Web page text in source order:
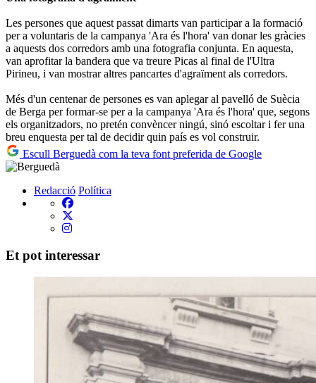
Les persones que aquest passat dimarts van participar a la formació
per a voluntaris de la campanya 'Ara és l'hora' van donar les gràcies
a aquests dos corredors amb una fotografia conjunta. En aquesta,
van aprofitar la bandera que va treure Picas al final de l'Ultra
Pirineu, i van mostrar altres pancartes d'agraïment als corredors.
Més d'un centenar de persones es van aplegar al pavelló de Suècia
de Berga per formar-se per a la campanya 'Ara és l'hora' que, segons
els organitzadors, no pretén convèncer ningú, sinó escoltar i fer una
breu enquesta per tal de decidir quin país es vol construir.
Escull Berguedà com la teva font preferida de Google
Redacció Política
Et pot interessar